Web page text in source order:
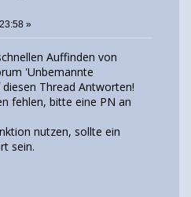
»
Auffinden von
'Unbemannte
Thread Antworten!
fehlen, bitte eine PN an
nutzen, sollte ein
sein.